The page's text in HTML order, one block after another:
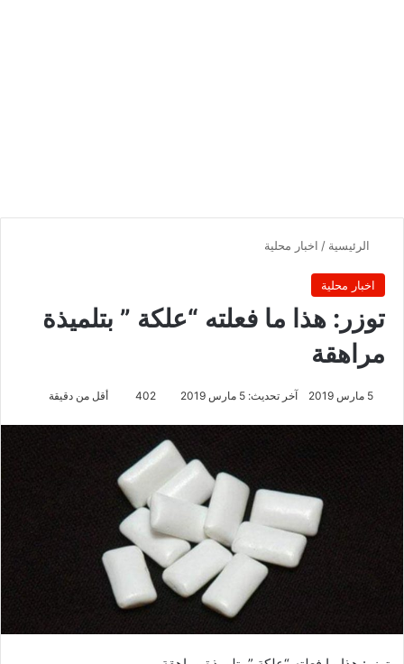
الرئيسية / اخبار محلية
اخبار محلية
توزر: هذا ما فعلته “علكة ” بتلميذة
مراهقة
5 مارس 2019 آخر تحديث: 5 مارس 2019 402 أقل من دقيقة